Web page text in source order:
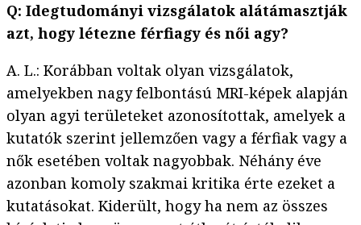
Q: Idegtudományi vizsgálatok alátámasztják
azt, hogy létezne férfiagy és női agy?
A. L.: Korábban voltak olyan vizsgálatok,
amelyekben nagy felbontású MRI-képek alapján
olyan agyi területeket azonosítottak, amelyek a
kutatók szerint jellemzően vagy a férfiak vagy a
nők esetében voltak nagyobbak. Néhány éve
azonban komoly szakmai kritika érte ezeket a
kutatásokat. Kiderült, hogy ha nem az összes